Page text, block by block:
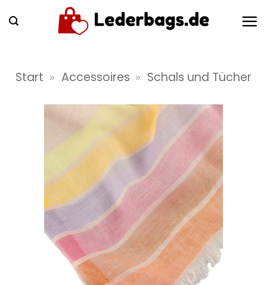
Inhalt
Start » Accessoires » Schals und Tücher